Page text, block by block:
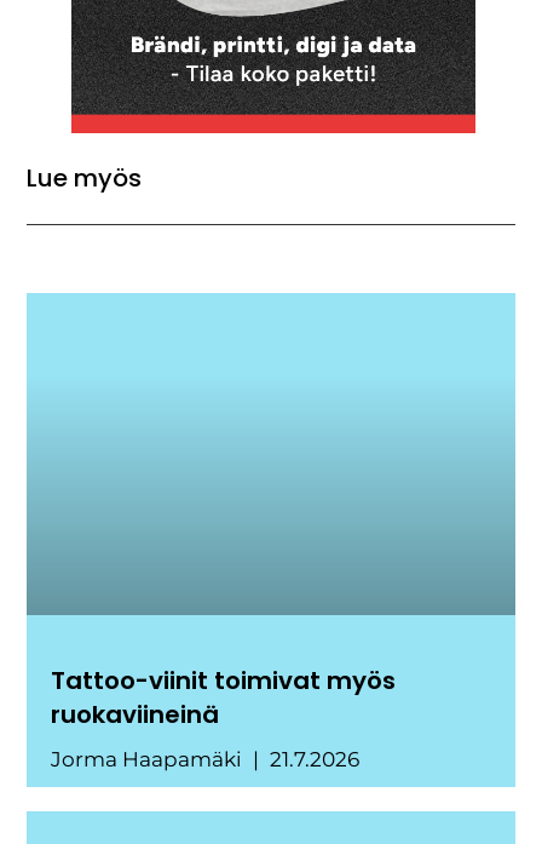
Lue myös
Tattoo-viinit toimivat myös
ruokaviineinä
Jorma Haapamäki 21.7.2026